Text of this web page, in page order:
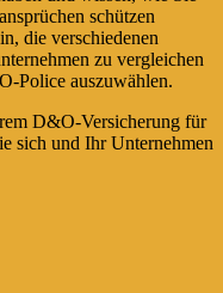
schützen
die verschiedenen
zu vergleichen
Police auszuwählen.
D&O-Versicherung für
sich und Ihr Unternehmen